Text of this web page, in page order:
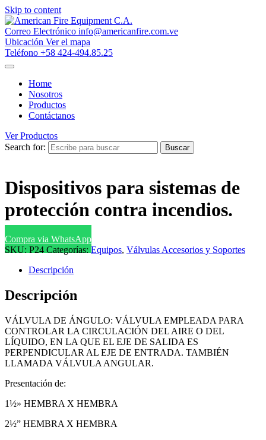
Skip to content
Correo Electrónico info@americanfire.com.ve
Ubicación Ver el mapa
Teléfono +58 424-494.85.25
Home
Nosotros
Productos
Contáctanos
Ver Productos
Search for:
Buscar
Dispositivos para sistemas de
protección contra incendios.
Compra via WhatsApp
SKU: P24 Categorías: Equipos, Válvulas Accesorios y Soportes
Descripción
Descripción
VÁLVULA DE ÁNGULO: VÁLVULA EMPLEADA PARA
CONTROLAR LA CIRCULACIÓN DEL AIRE O DEL
LÍQUIDO, EN LA QUE EL EJE DE SALIDA ES
PERPENDICULAR AL EJE DE ENTRADA. TAMBIÉN
LLAMADA VÁLVULA ANGULAR.
Presentación de:
1½» HEMBRA X HEMBRA
2½” HEMBRA X HEMBRA